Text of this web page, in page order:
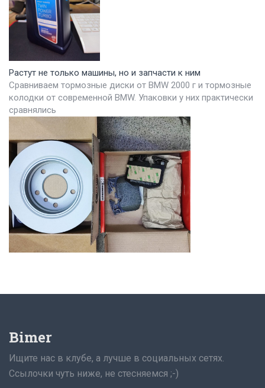
Растут не только машины, но и запчасти к ним
Сравниваем тормозные диски от BMW 2000 г и тормозные
колодки от современной BMW. Упаковки у них практически
сравнялись
Bimer
Ищите нас в клубе, а лучше в социальных сетях.
Ссылочки чуть ниже, не стесняемся ;-)